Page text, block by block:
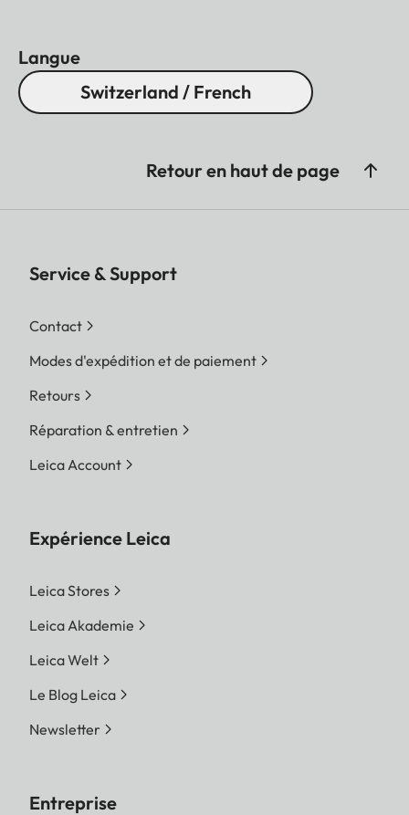
Langue
Switzerland / French
Retour en haut de page
Service & Support
Contact
Modes d'expédition et de paiement
Retours
Réparation & entretien
Leica Account
Expérience Leica
Leica Stores
Leica Akademie
Leica Welt
Le Blog Leica
Newsletter
Entreprise